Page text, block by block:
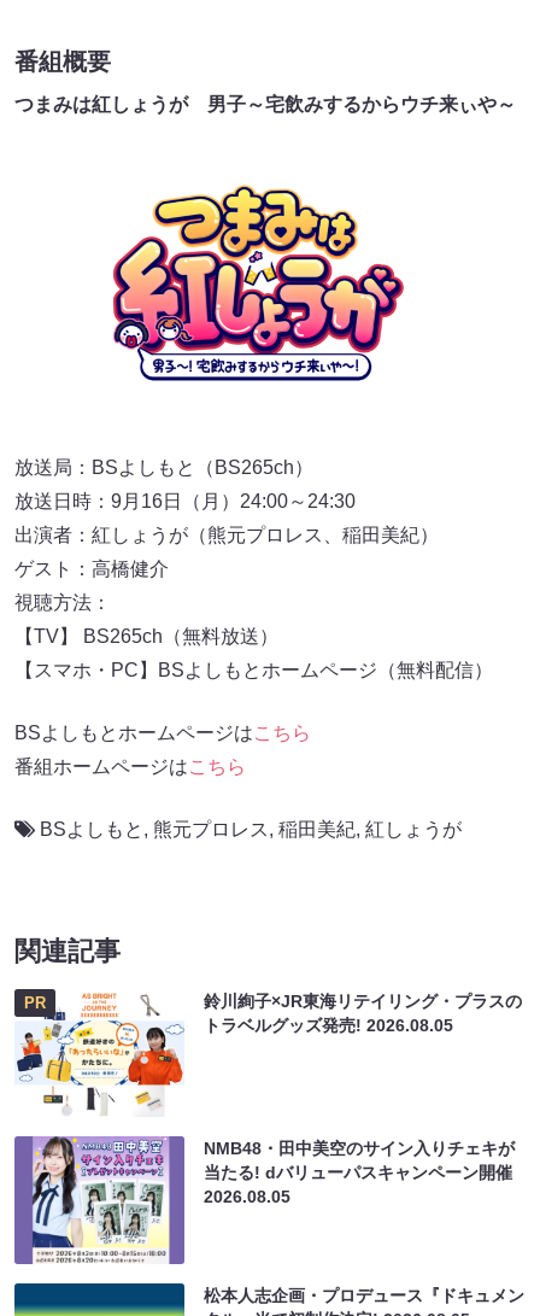
番組概要
つまみは紅しょうが 男子～宅飲みするからウチ来ぃや～
放送局：BSよしもと（BS265ch）
放送日時：9月16日（月）24:00～24:30
出演者：紅しょうが（熊元プロレス、稲田美紀）
ゲスト：高橋健介
視聴方法：
【TV】 BS265ch（無料放送）
【スマホ・PC】BSよしもとホームページ（無料配信）
BSよしもとホームページはこちら
番組ホームページはこちら
BSよしもと , 熊元プロレス, 稲田美紀, 紅しょうが
関連記事
PR
鈴川絢子×JR東海リテイリング・プラスの
トラベルグッズ発売!2026.08.05
NMB48・田中美空のサイン入りチェキが
当たる! dバリューパスキャンペーン開催
2026.08.05
松本人志企画・プロデュース『ドキュメン